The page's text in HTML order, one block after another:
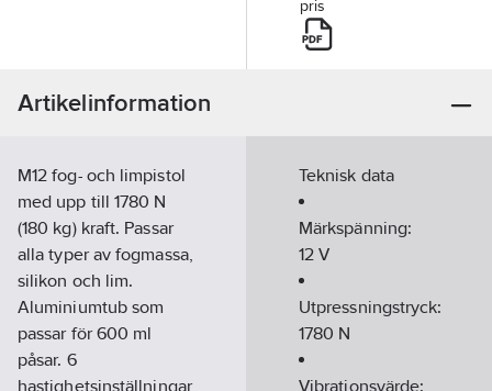
pris
Artikelinformation
M12 fog- och limpistol
med upp till 1780 N
(180 kg) kraft. Passar
alla typer av fogmassa,
silikon och lim.
Aluminiumtub som
passar för 600 ml
påsar. 6
hastighetsinställningar
Teknisk data
Märkspänning:
12 V
Utpressningstryck:
1780 N
Vibrationsvärde: